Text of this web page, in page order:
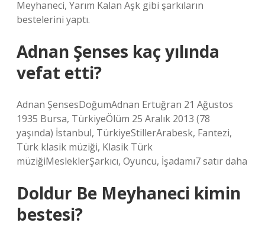
Meyhaneci, Yarım Kalan Aşk gibi şarkıların
bestelerini yaptı.
Adnan Şenses kaç yılında
vefat etti?
Adnan ŞensesDoğumAdnan Ertuğran 21 Ağustos
1935 Bursa, TürkiyeÖlüm 25 Aralık 2013 (78
yaşında) İstanbul, TürkiyeStillerArabesk, Fantezi,
Türk klasik müziği, Klasik Türk
müziğiMesleklerŞarkıcı, Oyuncu, İşadamı7 satır daha
Doldur Be Meyhaneci kimin
bestesi?